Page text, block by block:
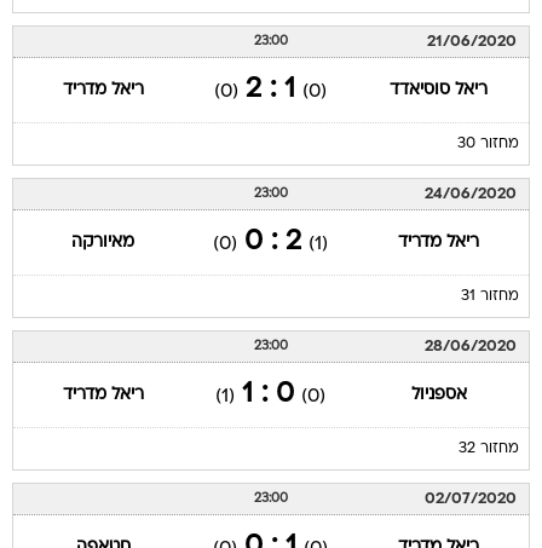
21/06/2020
23:00
ריאל סוסיאדד (0)
1 : 2
(0) ריאל מדריד
מחזור 30
24/06/2020
23:00
ריאל מדריד (1)
2 : 0
(0) מאיורקה
מחזור 31
28/06/2020
23:00
אספניול (0)
0 : 1
(1) ריאל מדריד
מחזור 32
02/07/2020
23:00